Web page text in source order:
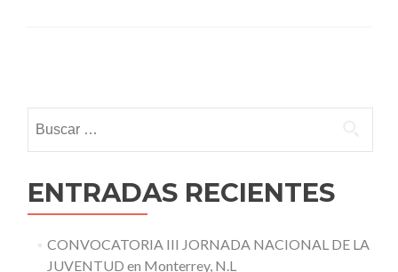
navigation
ENTRADAS RECIENTES
CONVOCATORIA III JORNADA NACIONAL DE LA
JUVENTUD en Monterrey, N.L